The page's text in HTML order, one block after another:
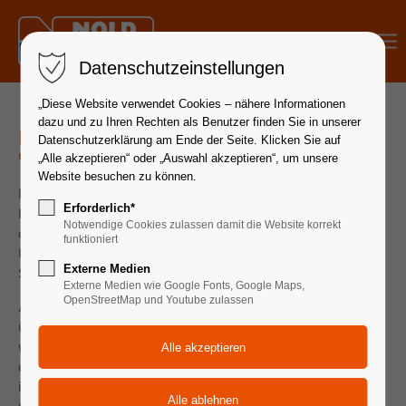
Ein voller Erfolg: Rückblick auf den
"Tag der offenen Tür 2025"
Die „Gewerbeschau Bad Waldsee Süd 2025“ war ein voller
Erfolg: Die gut besuchte, sehr interessante und bestens
organisierte Veranstaltung mit 17 teilnehmenden
Unternehmen aus Reute, Gaisbeuren und Enzisreute fand am
Samstag, 18.10.2025 von 11.00 Uhr bis 17.00 Uhr statt.
Auch wir bei NOLD öffneten unsere Türen und erlebten einen
überwältigenden Andrang von Beginn an. Die Begeisterung
war spürbar: 400 bis 500 Besucher und Besucherinnen,
darunter zahlreiche Kunden, langjährige Partner und viele
interessierte Gäste aus der Umgebung, nutzten die
Datenschutzeinstellungen
„Diese Website verwendet Cookies – nähere Informationen
dazu und zu Ihren Rechten als Benutzer finden Sie in unserer
Datenschutzerklärung am Ende der Seite. Klicken Sie auf
„Alle akzeptieren“ oder „Auswahl akzeptieren“, um unsere
Website besuchen zu können.
Erforderlich*
Notwendige Cookies zulassen damit die Website korrekt
funktioniert
Externe Medien
Externe Medien wie Google Fonts, Google Maps,
OpenStreetMap und Youtube zulassen